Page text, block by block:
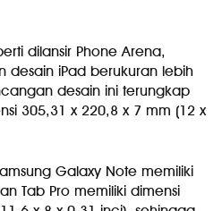
dilansir Phone Arena,
iPad berukuran lebih
desain ini terungkap
305,31 x 220,8 x 7 mm (12 x
Galaxy Note memiliki
Tab Pro memiliki dimensi